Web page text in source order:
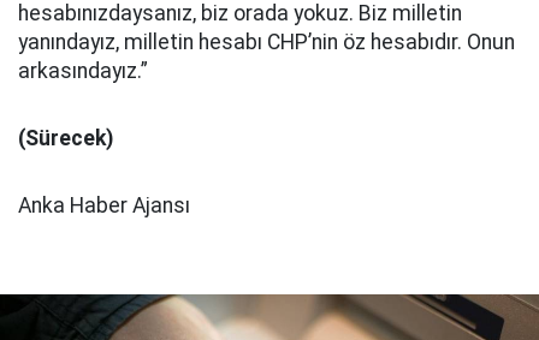
hesabınızdaysanız, biz orada yokuz. Biz milletin
yanındayız, milletin hesabı CHP’nin öz hesabıdır. Onun
arkasındayız.”
(Sürecek)
Anka Haber Ajansı